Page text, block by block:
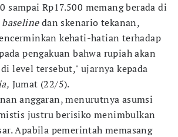
sampai Rp17.500 memang berada di
baselinedan skenario tekanan,
kehati-hatian terhadap
pengakuan bahwa rupiah akan
level tersebut," ujarnya kepada
Jumat (22/5).
anggaran, menurutnya asumsi
justru berisiko menimbulkan
Apabila pemerintah memasang